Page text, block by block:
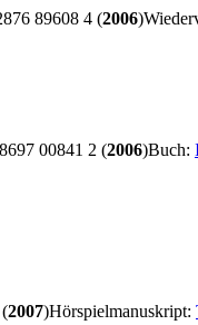
89608 4 (2006)
00841 2 (2006)Buch:
2007)Hörspielmanuskript: